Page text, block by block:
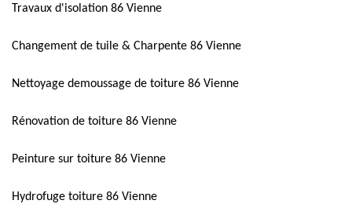
Travaux d'isolation 86 Vienne
Changement de tuile & Charpente 86 Vienne
Nettoyage demoussage de toiture 86 Vienne
Rénovation de toiture 86 Vienne
Peinture sur toiture 86 Vienne
Hydrofuge toiture 86 Vienne